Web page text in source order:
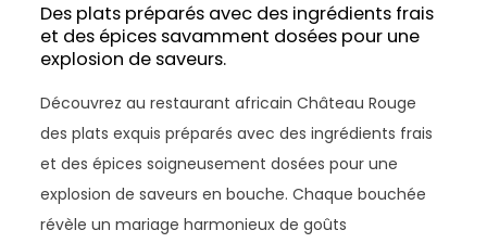
Des plats préparés avec des ingrédients frais
et des épices savamment dosées pour une
explosion de saveurs.
Découvrez au restaurant africain Château Rouge
des plats exquis préparés avec des ingrédients frais
et des épices soigneusement dosées pour une
explosion de saveurs en bouche. Chaque bouchée
révèle un mariage harmonieux de goûts